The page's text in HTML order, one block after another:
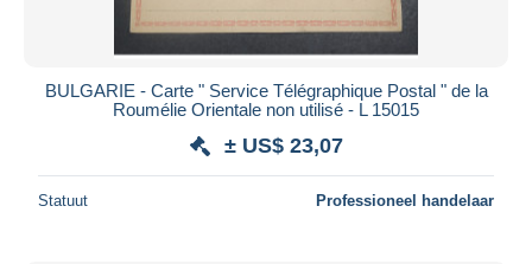
BULGARIE - Carte " Service Télégraphique Postal " de la
Roumélie Orientale non utilisé - L 15015
± US$ 23,07
Statuut Professioneel handelaar